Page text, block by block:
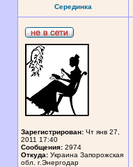
Серединка
Зарегистрирован: Чт янв 27,
2011 17:40
Сообщения: 2974
Откуда: Украина Запорожская
обл. г.Энергодар